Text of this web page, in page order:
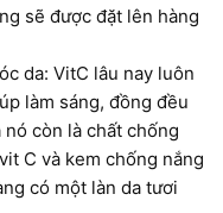
sẽ được đặt lên hàng
da: VitC lâu nay luôn
làm sáng, đồng đều
còn là chất chống
C và kem chống nắng
có một làn da tươi